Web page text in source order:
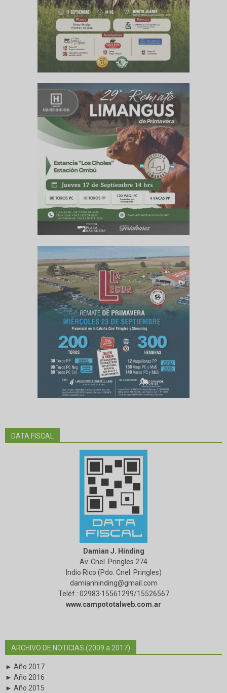
DATA FISCAL
Damian J. Hinding
Av. Cnel. Pringles 274
Indio Rico (Pdo. Cnel. Pringles)
damianhinding@gmail.com
Teléf.: 02983·15561299/15526567
www.campototalweb.com.ar
ARCHIVO DE NOTICIAS (2009 a 2017)
► Año 2017
► Año 2016
► Año 2015